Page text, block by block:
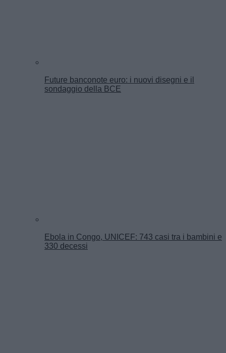
Future banconote euro: i nuovi disegni e il
sondaggio della BCE
Ebola in Congo, UNICEF: 743 casi tra i bambini e
330 decessi